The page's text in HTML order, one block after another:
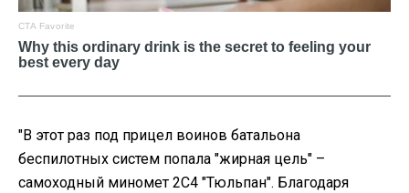
"В этот раз под прицел воинов батальона
беспилотных систем попала "жирная цель" –
самоходный миномет 2С4 "Тюльпан". Благодаря